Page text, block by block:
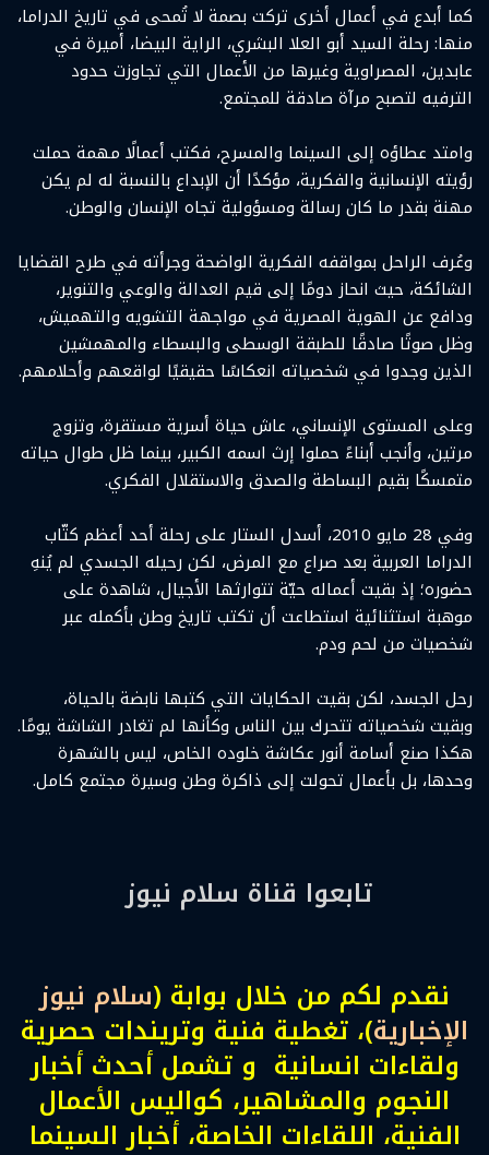
كما أبدع في أعمال أخرى تركت بصمة لا تُمحى في تاريخ الدراما،
منها: رحلة السيد أبو العلا البشري، الراية البيضا، أميرة في
عابدين، المصراوية وغيرها من الأعمال التي تجاوزت حدود
الترفيه لتصبح مرآة صادقة للمجتمع.
وامتد عطاؤه إلى السينما والمسرح، فكتب أعمالًا مهمة حملت
رؤيته الإنسانية والفكرية، مؤكدًا أن الإبداع بالنسبة له لم يكن
مهنة بقدر ما كان رسالة ومسؤولية تجاه الإنسان والوطن.
وعُرف الراحل بمواقفه الفكرية الواضحة وجرأته في طرح القضايا
الشائكة، حيث انحاز دومًا إلى قيم العدالة والوعي والتنوير،
ودافع عن الهوية المصرية في مواجهة التشويه والتهميش،
وظل صوتًا صادقًا للطبقة الوسطى والبسطاء والمهمشين
الذين وجدوا في شخصياته انعكاسًا حقيقيًا لواقعهم وأحلامهم.
وعلى المستوى الإنساني، عاش حياة أسرية مستقرة، وتزوج
مرتين، وأنجب أبناءً حملوا إرث اسمه الكبير، بينما ظل طوال حياته
متمسكًا بقيم البساطة والصدق والاستقلال الفكري.
وفي 28 مايو 2010، أسدل الستار على رحلة أحد أعظم كتّاب
الدراما العربية بعد صراع مع المرض، لكن رحيله الجسدي لم يُنهِ
حضوره؛ إذ بقيت أعماله حيّة تتوارثها الأجيال، شاهدة على
موهبة استثنائية استطاعت أن تكتب تاريخ وطن بأكمله عبر
شخصيات من لحم ودم.
رحل الجسد، لكن بقيت الحكايات التي كتبها نابضة بالحياة،
وبقيت شخصياته تتحرك بين الناس وكأنها لم تغادر الشاشة يومًا.
هكذا صنع أسامة أنور عكاشة خلوده الخاص، ليس بالشهرة
وحدها، بل بأعمال تحولت إلى ذاكرة وطن وسيرة مجتمع كامل.
تابعوا قناة سلام نيوز
نقدم لكم من خلال بوابة (سلام نيوز
الإخبارية)، تغطية فنية وتريندات حصرية
ولقاءات انسانية و تشمل أحدث أخبار
النجوم والمشاهير، كواليس الأعمال
الفنية، اللقاءات الخاصة، أخبار السينما